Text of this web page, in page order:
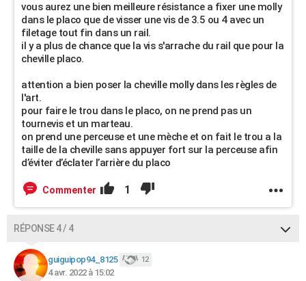
vous aurez une bien meilleure résistance a fixer une molly
dans le placo que de visser une vis de 3.5 ou 4 avec un
filetage tout fin dans un rail.
il y a plus de chance que la vis s'arrache du rail que pour la
cheville placo.
attention a bien poser la cheville molly dans les règles de
l'art.
pour faire le trou dans le placo, on ne prend pas un
tournevis et un marteau.
on prend une perceuse et une mèche et on fait le trou a la
taille de la cheville sans appuyer fort sur la perceuse afin
d’éviter d’éclater l’arrière du placo
Commenter 1
RÉPONSE 4 / 4
guiguipop94_8125 12
4 avr. 2022 à 15:02